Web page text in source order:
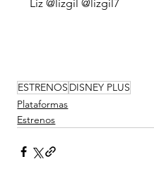
Liz @lizgil @lizgil7
ESTRENOS DISNEY PLUS
Plataformas
Estrenos